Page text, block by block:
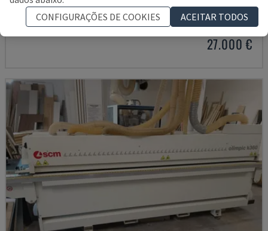
BIESSE - FITADORA
POLÓNIA 2018 4.832 HRS
27.000 €
CONFIGURAÇÕES DE COOKIES
ACEITAR TODOS